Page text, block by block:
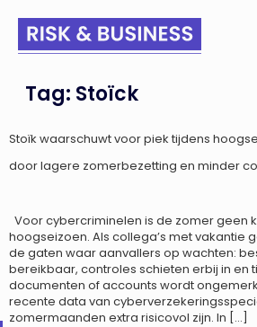
Tag: Stoïck
Stoïk waarschuwt voor piek tijdens
door lagere zomerbezetting en minder
Voor cybercriminelen is de zomer geen
hoogseizoen. Als collega’s met vakantie
de gaten waar aanvallers op wachten:
bereikbaar, controles schieten erbij in en
documenten of accounts wordt
recente data van
zomermaanden extra risicovol zijn. In […]